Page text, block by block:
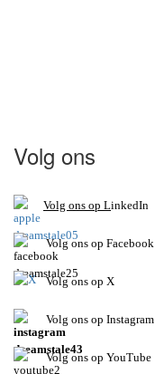
Volg ons
Volg ons op LinkedIn
Volg ons op Facebook
Volg ons op X
Volg ons op Instagram
Volgons op YouTube